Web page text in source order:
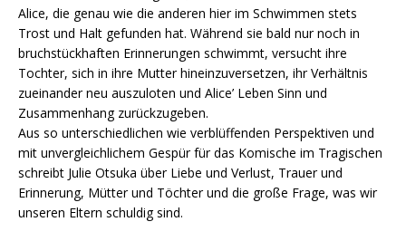
Alice, die genau wie die anderen hier im Schwimmen stets
Trost und Halt gefunden hat. Während sie bald nur noch in
bruchstückhaften Erinnerungen schwimmt, versucht ihre
Tochter, sich in ihre Mutter hineinzuversetzen, ihr Verhältnis
zueinander neu auszuloten und Alice’ Leben Sinn und
Zusammenhang zurückzugeben.
Aus so unterschiedlichen wie verblüffenden Perspektiven und
mit unvergleichlichem Gespür für das Komische im Tragischen
schreibt Julie Otsuka über Liebe und Verlust, Trauer und
Erinnerung, Mütter und Töchter und die große Frage, was wir
unseren Eltern schuldig sind.